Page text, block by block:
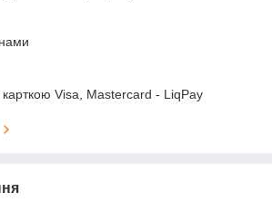
Visa, Mastercard - LiqPay